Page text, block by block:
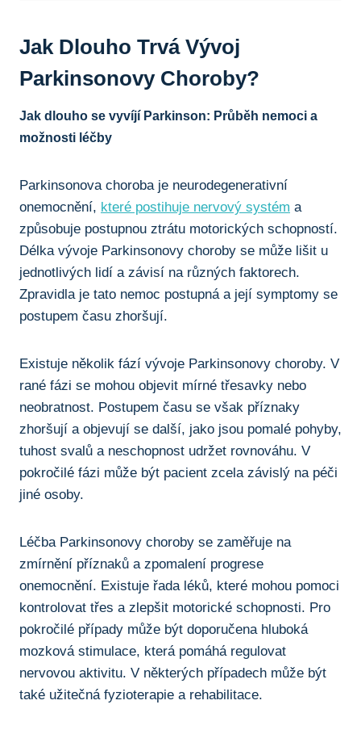
Jak​ Dlouho⁣ Trvá ‌vývoj
‌Parkinsonovy Choroby?
Jak dlouho se ‍vyvíjí Parkinson: Průběh nemoci‍ a
možnosti léčby
Parkinsonova choroba je ⁣neurodegenerativní
onemocnění,​ které postihuje nervový systém a
způsobuje postupnou⁢ ztrátu motorických schopností.
‍Délka vývoje Parkinsonovy‌ choroby⁢ se může lišit u
jednotlivých lidí a​ závisí na ⁢různých faktorech.
Zpravidla je tato nemoc postupná ‍a⁤ její ⁣symptomy‍ se​
postupem⁤ času zhoršují.
Existuje několik fází vývoje Parkinsonovy​ choroby. V
rané fázi se mohou objevit mírné třesavky ‍nebo​
neobratnost. Postupem‌ času se však příznaky
zhoršují a objevují se‌ další, jako jsou ⁢pomalé pohyby,⁢
tuhost svalů a‍ neschopnost udržet ⁢rovnováhu.‌ V⁤
pokročilé fázi může⁤ být pacient ⁤zcela závislý na​ péči
jiné osoby.
Léčba Parkinsonovy choroby se zaměřuje na⁤
zmírnění příznaků a ⁣zpomalení progrese
onemocnění.⁤ Existuje řada ​léků, které mohou ⁣pomoci
kontrolovat ⁣třes a zlepšit‍ motorické schopnosti. Pro
pokročilé případy může být doporučena⁣ hluboká​
mozková‌ stimulace, ‍která pomáhá​ regulovat‌
nervovou‍ aktivitu. V některých ‌případech může být
také užitečná fyzioterapie a rehabilitace.